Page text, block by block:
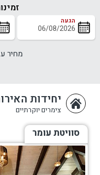
הגעה
מחיר
יחידות
צימרים יוקרתיים
סוויטת עומר